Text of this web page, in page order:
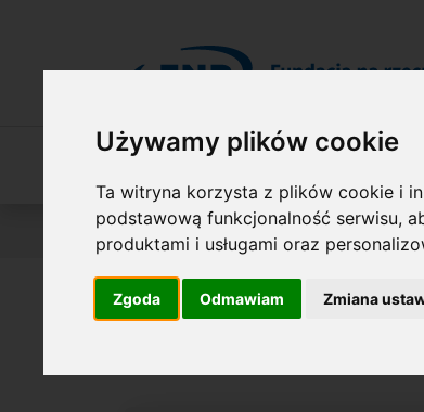
Używamy plików cookie
Ta witryna korzysta z plików cookie i
podstawową funkcjonalność serwisu,
produktami i usługami oraz
Zgoda Odmawiam Zmiana
Jesteś tutaj:Wyniki konkursów NAGRODA
em. prof.